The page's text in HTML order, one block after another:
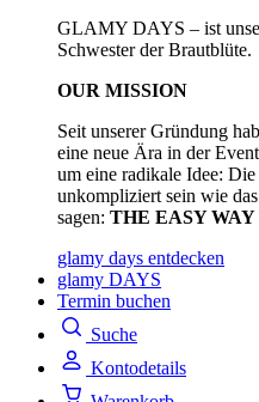
GLAMY DAYS – ist
Schwester der Brautblüte.
OUR MISSION
Seit unserer Gründung
eine neue Ära in der
um eine radikale Idee:
unkompliziert sein wie
sagen: THE EASY
glamy days entdecken
glamy DAYS
Termin buchen
Suche
Kontodetails